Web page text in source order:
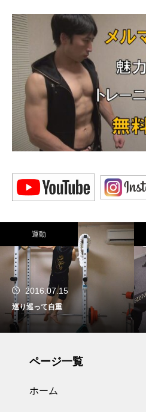
運動
2016.07.15
巡り巡って自重
ページ一覧
ホーム